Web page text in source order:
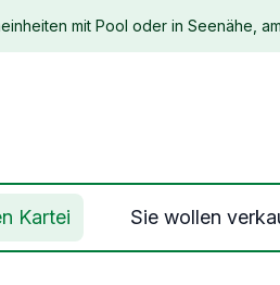
mit Pool oder in Seenähe,
Kartei Sie wollen